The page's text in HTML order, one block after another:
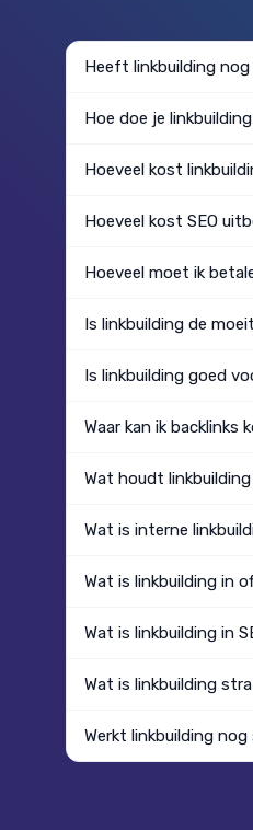
Heeft linkbuilding
Hoe doe je
Hoeveel kost
Hoeveel kost SEO
Hoeveel moet ik
Is linkbuilding de
Is linkbuilding goed
Waar kan ik backlinks
Wat houdt
Wat is interne
Wat is linkbuilding in
Wat is linkbuilding in
Wat is linkbuilding
Werkt linkbuilding